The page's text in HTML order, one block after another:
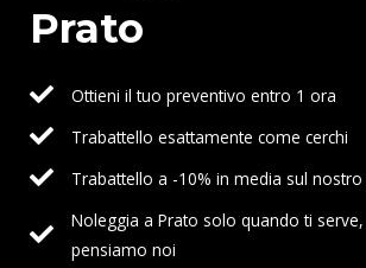
Prato
Ottieni il tuo preventivo entro 1 ora
Trabattello esattamente come cerchi
Trabattello a -10% in media sul nostro
Noleggia a Prato solo quando ti
pensiamo noi